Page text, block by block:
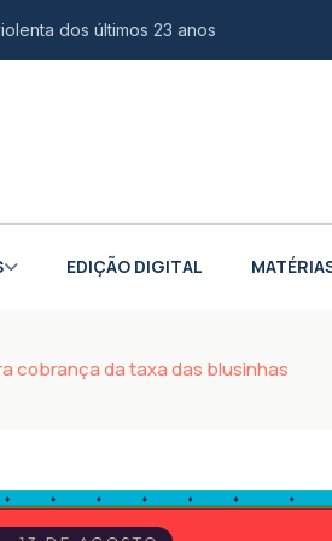
dos últimos 23 anos
como vice na chapa de
audiovisual na Casa da Juventude
na compra de veículos para PCD e
águas profundas na Colômbia
sobre impacto em carros
de chefes de facções brasileiras para
EDIÇÃO DIGITAL
cobrança da taxa das blusinhas